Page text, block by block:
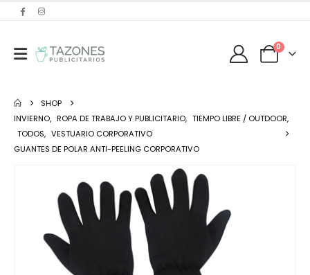
0
SHOP
INVIERNO, ROPA DE TRABAJO Y PUBLICITARIO, TIEMPO LIBRE / OUTDOOR,
TODOS, VESTUARIO CORPORATIVO
GUANTES DE POLAR ANTI-PEELING CORPORATIVO